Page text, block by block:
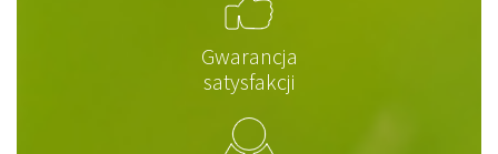
Gwarancja
satysfakcji